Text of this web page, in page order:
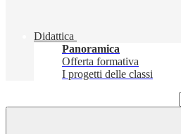
Didattica
Panoramica
Offerta formativa
I progetti delle classi